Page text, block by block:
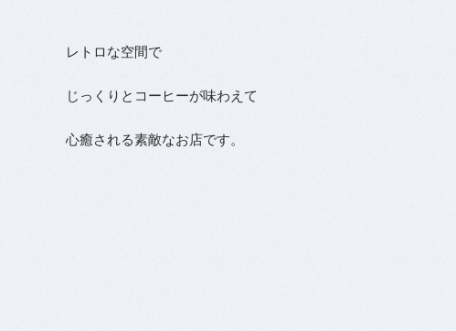
レトロな空間で
じっくりとコーヒーが味わえて
心癒される素敵なお店です。